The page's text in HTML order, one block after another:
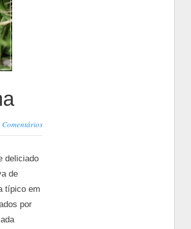
Comentários
deliciado
de
típico em
por